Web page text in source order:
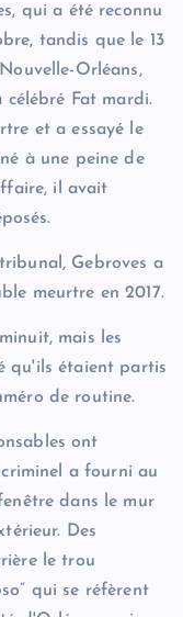
qui a été reconnu
tandis que le 13
Orléans,
célébré Fat mardi.
et a essayé le
à une peine de
il avait
Gebroves a
meurtre en 2017.
mais les
qu'ils étaient partis
de routine.
ont
a fourni au
dans le mur
Des
le trou
qui se réfèrent